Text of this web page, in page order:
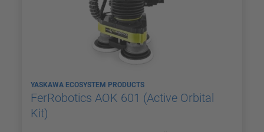
YASKAWA ECOSYSTEM PRODUCTS
FerRobotics AOK 601 (Active Orbital
Kit)